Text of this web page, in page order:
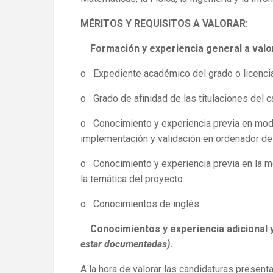
MÉRITOS Y REQUISITOS A VALORAR:
Formación y experiencia general a
o Expediente académico del grado o
o Grado de afinidad de las titulaciones del
o Conocimiento y experiencia previa en
implementación y validación en ordenador
o Conocimiento y experiencia previa en la
la temática del proyecto.
o Conocimientos de inglés.
Conocimientos y experiencia
estar documentadas).
A la hora de valorar las candidaturas